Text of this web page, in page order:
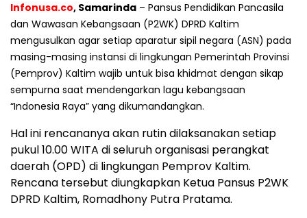
Infonusa.co, Samarinda – Pansus Pendidikan Pancasila
dan Wawasan Kebangsaan (P2WK) DPRD Kaltim
mengusulkan agar setiap aparatur sipil negara (ASN) pada
masing-masing instansi di lingkungan Pemerintah Provinsi
(Pemprov) Kaltim wajib untuk bisa khidmat dengan sikap
sempurna saat mendengarkan lagu kebangsaan
“Indonesia Raya” yang dikumandangkan.
Hal ini rencananya akan rutin dilaksanakan setiap
pukul 10.00 WITA di seluruh organisasi perangkat
daerah (OPD) di lingkungan Pemprov Kaltim.
Rencana tersebut diungkapkan Ketua Pansus P2WK
DPRD Kaltim, Romadhony Putra Pratama.